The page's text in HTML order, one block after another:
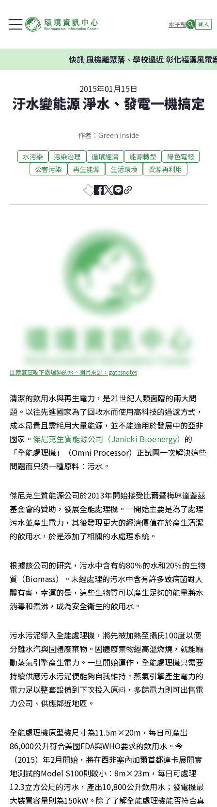
電子報 登入
快訊風機離聚落、學校過近 彰化福漢風電案
2015年01月15日
汙水變能源 淨水、發電一機搞定
作者：Green Inside
水污染 污染治理 循環經濟 能源轉型
綠色電報
公害污染
再生能源 生活環境 資源再利用
比爾蓋茲喝下處理過的水。圖片來源：gatesnotes
清潔的飲用水與再生電力，是21世紀人類面臨的兩大問
題。以往先進國家為了回收水而使用高科技的過濾方式，
成本昂貴且需耗用大量能源，並不能適用於發展中的亞非
國家。 傑尼克生質能源公司（Janicki Bioenergy） 的
「全能處理機」（Omni Processor）正試圖一次解決這些
問題而只須一種原料：污水。
傑尼克生質能源公司於2013年開始接受比爾暨梅琳達蓋茲
基金會的贊助，發展全能處理機。一開始主要是為了處理
污水並產生電力，其後發現更大的經濟價值在於產生清潔
的飲用水，於是添加了相關的水處理系統。
根據該公司的研究，污水中含有約80％的水和20％的生物
質（Biomass）。未經處理的污水中含有許多致病菌對人
體有害，幸運的是，這些生物質可以產生足夠的能量將水
消毒和煮沸，成為安全衛生的飲用水。
污水污泥導入全能處理機，將先被加熱至攝氏100度以便
分離水汽與固體廢棄物。固體廢棄物經高溫燃燒，就能驅
動蒸氣引擎產生電力。一旦開始運作，全能處理機只需要
持續供應污水污泥便能夠自我維持。蒸氣引擎產生電力的
電力足以整套設備到下次投入原料，多餘電力則可出售電
力公司、供應鄰近地區。
全能處理機原型機尺寸為11.5m×20m，每日可產出
86,000公升符合美國FDA與WHO要求的飲用水。今
（2015）年2月開始，將在西非塞內加爾首都達卡展開實
地測試的Model S100則較小：8m×23m，每日可處理
12.3立方公尺的污水，產出10,800公升飲用水；發電機最
大裝置容量則為150kW。除了了解全能處理機能否符合真